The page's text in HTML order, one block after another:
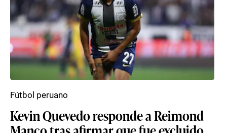
Kevin Quevedo responde a Reimond
Fútbol peruano